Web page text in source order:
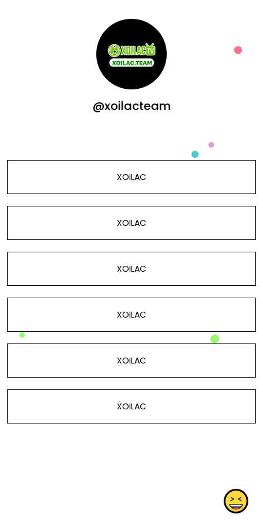
@xoilacteam
XOILAC
XOILAC
XOILAC
XOILAC
XOILAC
XOILAC